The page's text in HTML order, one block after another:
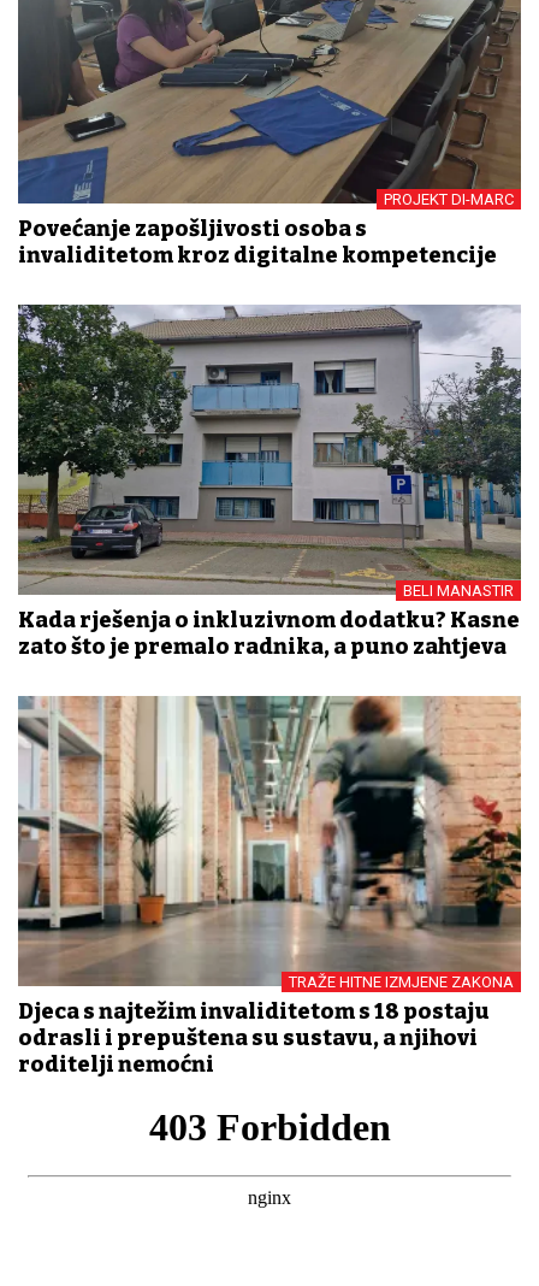
PROJEKT DI-MARC
Povećanje zapošljivosti osoba s
invaliditetom kroz digitalne kompetencije
BELI MANASTIR
Kada rješenja o inkluzivnom dodatku? Kasne
zato što je premalo radnika, a puno zahtjeva
TRAŽE HITNE IZMJENE ZAKONA
Djeca s najtežim invaliditetom s 18 postaju
odrasli i prepuštena su sustavu, a njihovi
roditelji nemoćni